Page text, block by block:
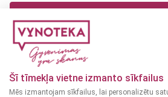
Šī tīmekļa vietne izmanto sīkfailus
Mēs izmantojam sīkfailus, lai personalizētu